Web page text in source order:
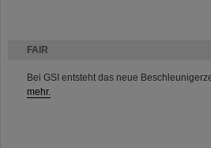
FAIR
Bei GSI entsteht das neue
mehr.